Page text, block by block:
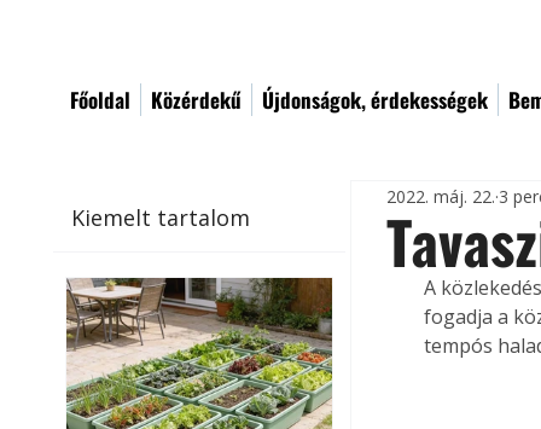
Főoldal Közérdekű Újdonságok, érdekességek
Kiemelt tartalom
2022. máj. 22. 3
A
fogadja a
tempós